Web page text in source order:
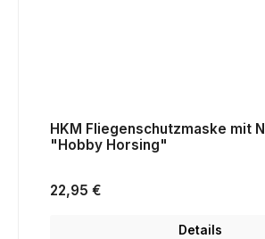
HKM Fliegenschutzmaske mit
"Hobby Horsing"
Regulärer Preis:
22,95 €
Details